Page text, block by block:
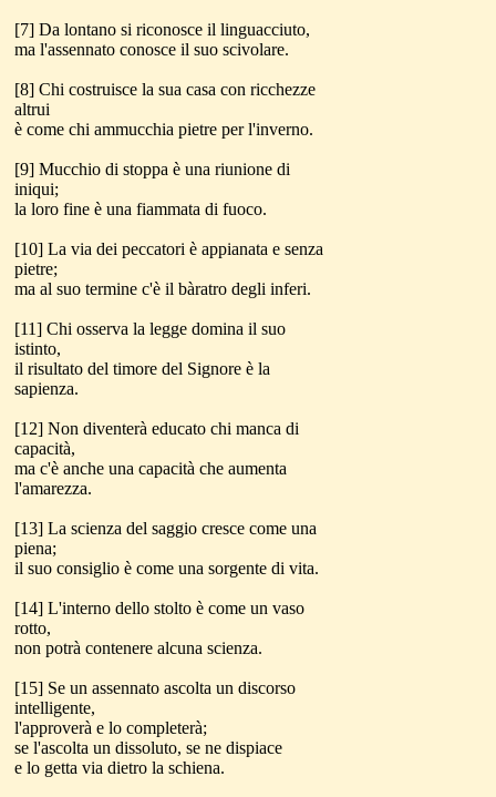
[7] Da lontano si riconosce il linguacciuto,
ma l'assennato conosce il suo scivolare.
[8] Chi costruisce la sua casa con ricchezze
altrui
è come chi ammucchia pietre per l'inverno.
[9] Mucchio di stoppa è una riunione di
iniqui;
la loro fine è una fiammata di fuoco.
[10] La via dei peccatori è appianata e senza
pietre;
ma al suo termine c'è il bàratro degli inferi.
[11] Chi osserva la legge domina il suo
istinto,
il risultato del timore del Signore è la
sapienza.
[12] Non diventerà educato chi manca di
capacità,
ma c'è anche una capacità che aumenta
l'amarezza.
[13] La scienza del saggio cresce come una
piena;
il suo consiglio è come una sorgente di vita.
[14] L'interno dello stolto è come un vaso
rotto,
non potrà contenere alcuna scienza.
[15] Se un assennato ascolta un discorso
intelligente,
l'approverà e lo completerà;
se l'ascolta un dissoluto, se ne dispiace
e lo getta via dietro la schiena.